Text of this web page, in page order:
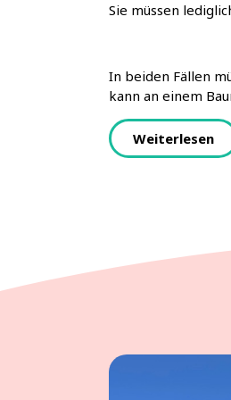
Sie müssen
In beiden Fällen
kann an einem
Weiterlesen